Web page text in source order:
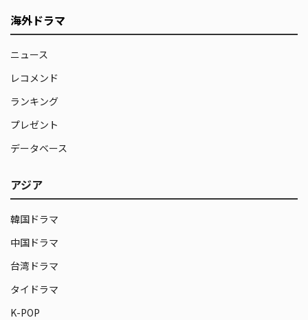
海外ドラマ
ニュース
レコメンド
ランキング
プレゼント
データベース
アジア
韓国ドラマ
中国ドラマ
台湾ドラマ
タイドラマ
K-POP